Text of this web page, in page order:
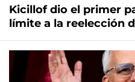
Kicillof dio el primer
límite a la reelección